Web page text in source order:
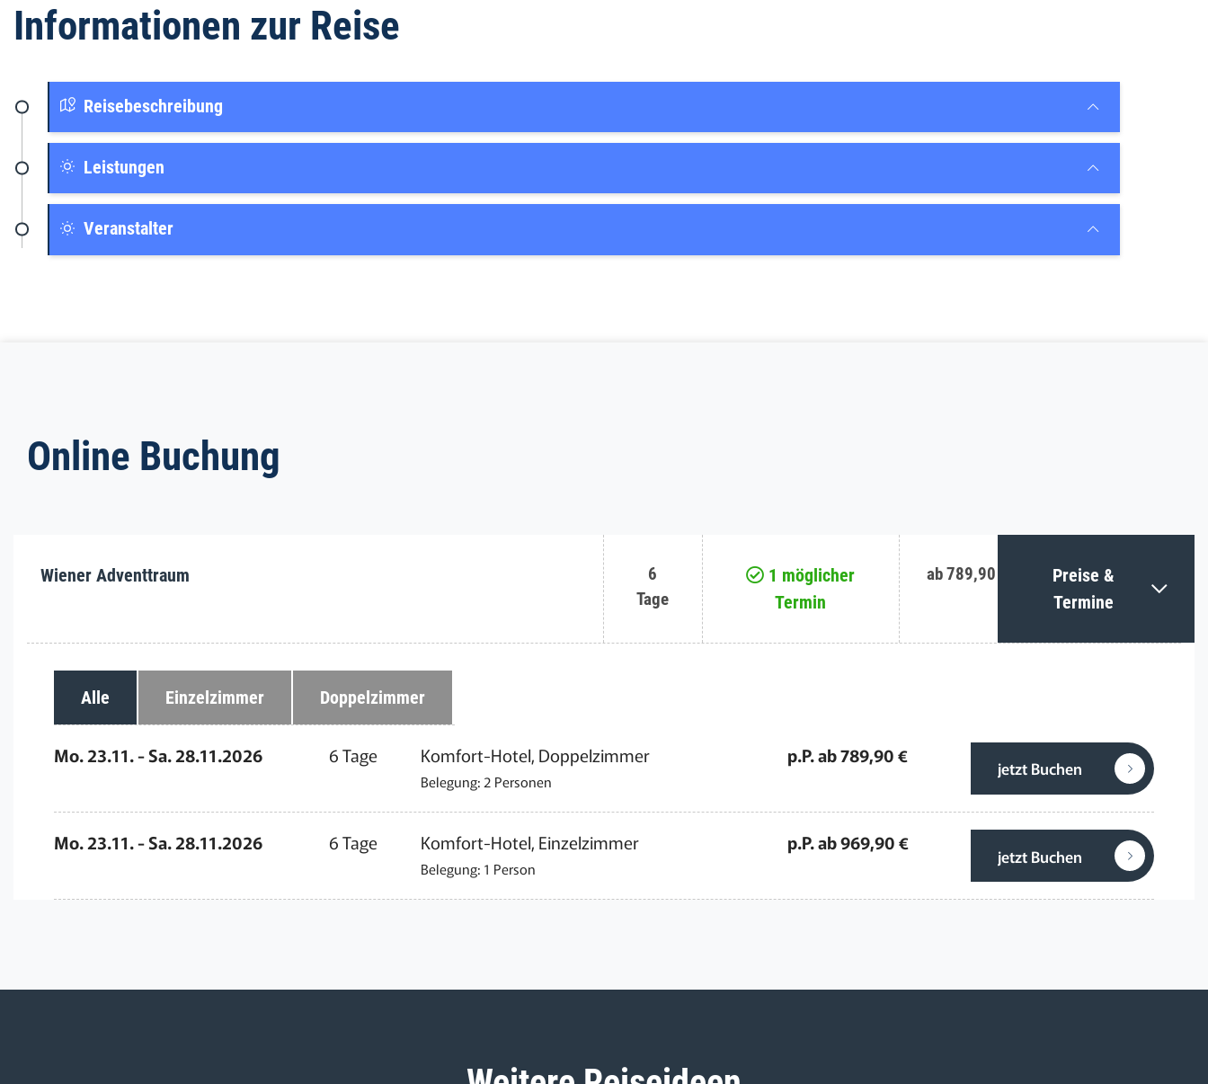
Informationen zur Reise
Reisebeschreibung
Leistungen
Veranstalter
Online Buchung
Wiener Adventtraum
6
Tage
1 möglicher
Termin
ab 789,90 €
Preise &
Termine
Alle Einzelzimmer Doppelzimmer
Mo. 23.11. - Sa. 28.11.2026 6 Tage Komfort-Hotel, Doppelzimmer
Belegung: 2 Personen
p.P. ab 789,90 €
jetzt Buchen
Mo. 23.11. - Sa. 28.11.2026 6 Tage Komfort-Hotel, Einzelzimmer
Belegung: 1 Person
p.P. ab 969,90 €
jetzt Buchen